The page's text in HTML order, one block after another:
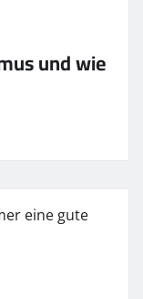
und wie